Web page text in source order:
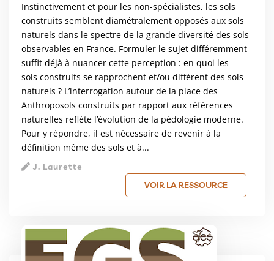
Instinctivement et pour les non-spécialistes, les sols
construits semblent diamétralement opposés aux sols
naturels dans le spectre de la grande diversité des sols
observables en France. Formuler le sujet différemment
suffit déjà à nuancer cette perception : en quoi les
sols construits se rapprochent et/ou diffèrent des sols
naturels ? L’interrogation autour de la place des
Anthroposols construits par rapport aux références
naturelles reflète l’évolution de la pédologie moderne.
Pour y répondre, il est nécessaire de revenir à la
définition même des sols et à...
J. Laurette
VOIR LA RESSOURCE